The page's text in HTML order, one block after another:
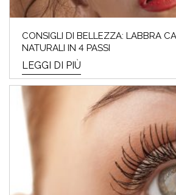
CONSIGLI DI BELLEZZA: LABBRA
NATURALI IN 4 PASSI
LEGGI DI PIÙ